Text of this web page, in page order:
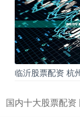
临沂股票配资 杭
国内十大股票配